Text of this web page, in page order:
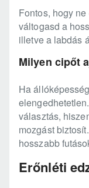
Fontos, hogy
váltogasd a
illetve a labdás
Milyen cipőt
Ha
választás,
mozgást
hosszabb
Erőnléti